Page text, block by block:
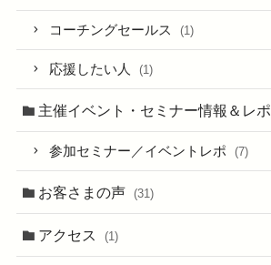
コーチングセールス (1)
応援したい人 (1)
主催イベント・セミナー情報＆レポ
参加セミナー／イベントレポ (7)
お客さまの声 (31)
アクセス (1)